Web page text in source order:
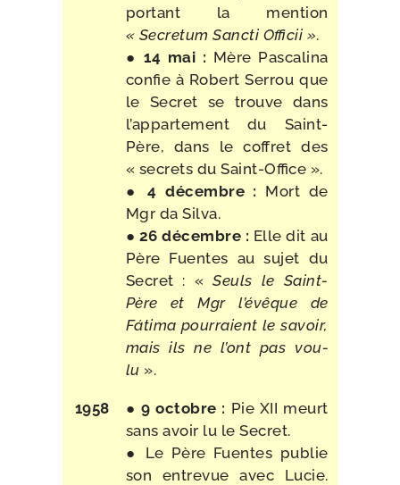
por­tant la men­tion
« Secretum Sancti Officii ».
●14 mai : Mère Pascalina
confie à Robert Serrou que
le Secret se trouve dans
l’appartement du Saint-​
Père, dans le cof­fret des
« secrets du Saint-Office ».
●4 décembre : Mort de
Mgr da Silva.
● 26 décembre : Elle dit au
Père Fuentes au sujet du
Secret : «Seuls le Saint-​
Père et Mgr l’évêque de
Fátima pour­raient le savoir,
mais ils ne l’ont pas vou­
lu ».
1958 ● 9 octobre : Pie XII meurt
sans avoir lu le Secret.
● Le Père Fuentes publie
son entre­vue avec Lucie.